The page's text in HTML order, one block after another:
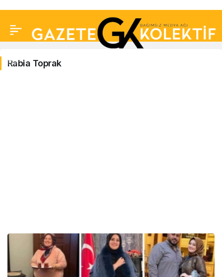
Rabia
Rabia Toprak